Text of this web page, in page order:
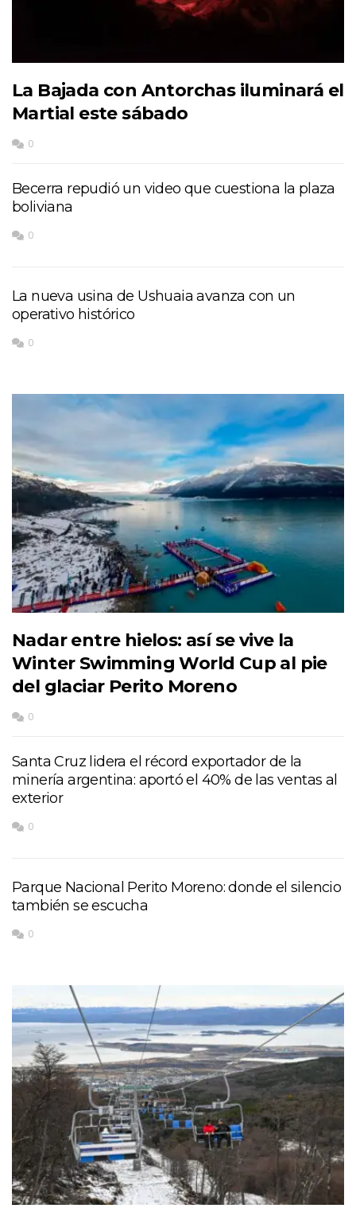
La Bajada con Antorchas iluminará el
Martial este sábado
0
Becerra repudió un video que cuestiona la plaza
boliviana
0
La nueva usina de Ushuaia avanza con un
operativo histórico
0
Nadar entre hielos: así se vive la
Winter Swimming World Cup al pie
del glaciar Perito Moreno
0
Santa Cruz lidera el récord exportador de la
minería argentina: aportó el 40% de las ventas al
exterior
0
Parque Nacional Perito Moreno: donde el silencio
también se escucha
0